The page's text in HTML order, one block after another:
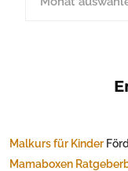
Malkurs für Kinder
Mamaboxen